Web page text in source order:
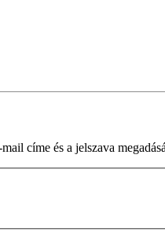
címe és a jelszava